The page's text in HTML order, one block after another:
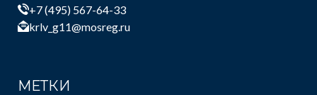
+7 (495) 567-64-33
krlv_g11@mosreg.ru
МЕТКИ